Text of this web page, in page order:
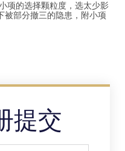
项的选择颗粒度，选太少影
被部分撤三的隐患，附小项
提交